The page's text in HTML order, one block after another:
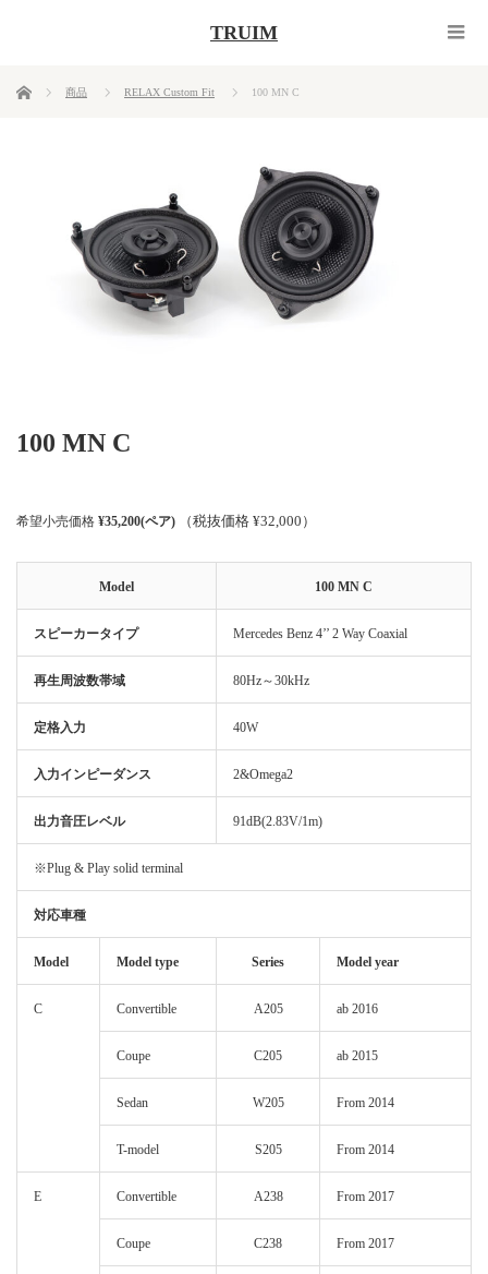
TRUIM
ホーム 商品 RELAX Custom Fit 100 MN C
100 MN C
希望小売価格 ¥35,200(ペア) （税抜価格 ¥32,000）
Model 100 MN C
スピーカータイプ Mercedes Benz 4’’ 2 Way Coaxial
再生周波数帯域 80Hz～30kHz
定格入力 40W
入力インピーダンス 2&Omega2
出力音圧レベル 91dB(2.83V/1m)
※Plug & Play solid terminal
対応車種
Model Model type Series Model year
C Convertible A205 ab 2016
Coupe C205 ab 2015
Sedan W205 From 2014
T-model S205 From 2014
E Convertible A238 From 2017
Coupe C238 From 2017